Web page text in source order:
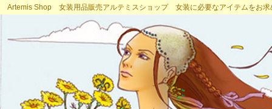
Artemis Shop 女装用品販売アルテミスショップ 女装に必要なアイテムをお求